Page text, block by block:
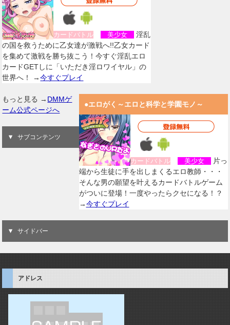
カードバトル 美少女
淫乱
の国を救うために乙女達が激戦へ!!乙女カード
を集めて激戦を勝ち抜こう！今すぐ淫乱エロ
カードGETしに「いただき淫ロワイヤル」の
世界へ！ →今すぐプレイ
●エロがく～エロと科学と学園モノ～
カードバトル 美少女
片っ
端から生徒に手を出しまくるエロ教師・・・
そんな男の願望を叶えるカードバトルゲーム
がついに登場！一度やったらクセになる！？
→今すぐプレイ
もっと見る → DMMゲ
ーム公式ページへ
サブコンテンツ
サイドバー
アドレス